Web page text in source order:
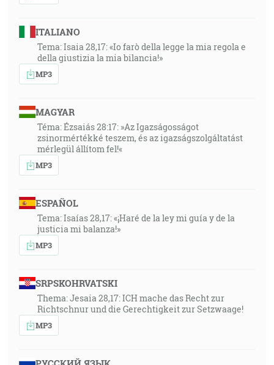
ITALIANO
Tema: Isaia 28,17: «Io farò della legge la mia regola e
della giustizia la mia bilancia!»
MP3
MAGYAR
Téma: Ézsaiás 28:17: »Az Igazságosságot
zsinormértékké teszem, és az igazságszolgáltatást
mérlegül állítom fel!«
MP3
ESPAÑOL
Tema: Isaías 28,17: «¡Haré de la ley mi guía y de la
justicia mi balanza!»
MP3
SRPSKOHRVATSKI
Thema: Jesaia 28,17: ICH mache das Recht zur
Richtschnur und die Gerechtigkeit zur Setzwaage!
MP3